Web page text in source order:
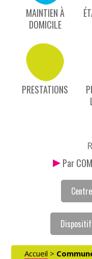
MAINTIEN À
DOMICILE
PRESTATIONS
Par
Accueil >